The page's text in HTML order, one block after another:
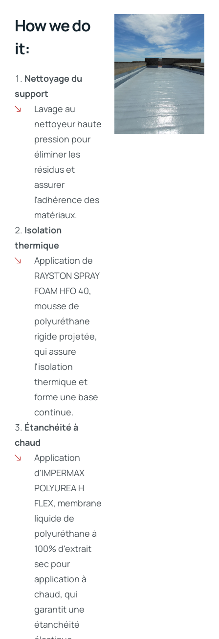
How we do
it:
Nettoyage du
support
Lavage au
nettoyeur haute
pression pour
éliminer les
résidus et
assurer
l'adhérence des
matériaux.
Isolation
thermique
Application de
RAYSTON SPRAY
FOAM HFO 40,
mousse de
polyuréthane
rigide projetée,
qui assure
l'isolation
thermique et
forme une base
continue.
Étanchéité à
chaud
Application
d'IMPERMAX
POLYUREA H
FLEX, membrane
liquide de
polyuréthane à
100% d'extrait
sec pour
application à
chaud, qui
garantit une
étanchéité